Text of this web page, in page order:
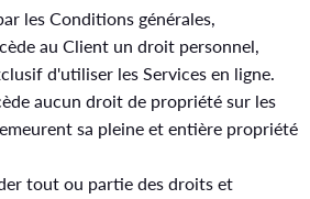
les Conditions générales,
au Client un droit personnel,
d'utiliser les Services en ligne.
aucun droit de propriété sur les
sa pleine et entière propriété
tout ou partie des droits et